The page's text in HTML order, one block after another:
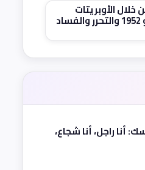
الأوبريتات
لموضوع ثورة يوليو 1952 والتحرر والفساد
أنا راجل، أنا شجاع،